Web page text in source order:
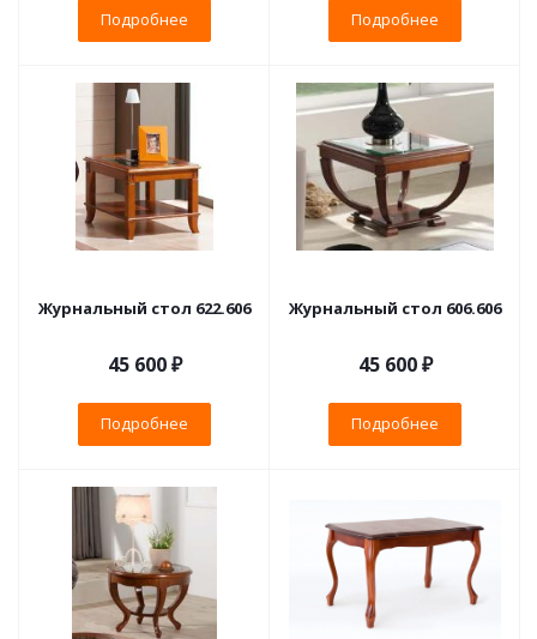
Подробнее Подробнее
Журнальный стол 622.606
45 600 ₽
Подробнее
Журнальный стол 606.606
45 600 ₽
Подробнее